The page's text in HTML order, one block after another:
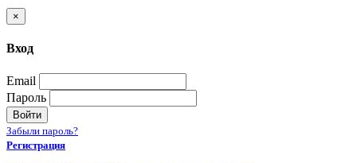
×
Вход
Email
Пароль
Войти
Забыли пароль?
Регистрация